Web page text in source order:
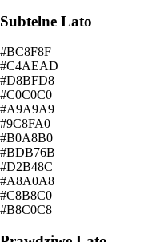
Subtelne Lato
#BC8F8F
#C4AEAD
#D8BFD8
#C0C0C0
#A9A9A9
#9C8FA0
#B0A8B0
#BDB76B
#D2B48C
#A8A0A8
#C8B8C0
#B8C0C8